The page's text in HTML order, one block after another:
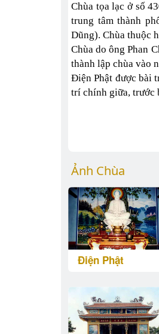
Chùa tọa lạc ở số
trung tâm thành
Dũng). Chùa thuộc
Chùa do ông Phan
thành lập chùa vào
Điện Phật được bài
trí chính giữa, trước
Ảnh Chùa
Điện Phật